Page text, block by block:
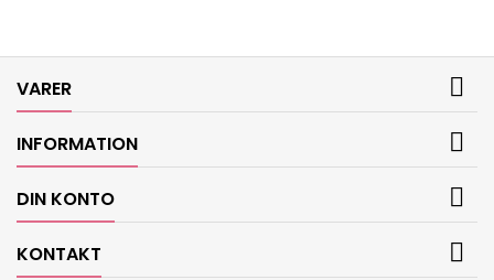
VARER 
INFORMATION 
DIN KONTO 
KONTAKT 